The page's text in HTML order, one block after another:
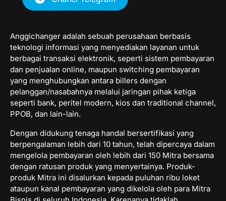
Anggichanger adalah sebuah perusahaan berbasis
teknologi informasi yang menyediakan layanan untuk
berbagai transaksi elektronik, seperti sistem pembayaran
dan penjualan online, maupun switching pembayaran
yang menghubungkan antara billers dengan
pelanggan/nasabahnya melalui jaringan pihak ketiga
seperti bank, peritel modern, kios dan traditional channel,
PPOB, dan lain-lain.
Dengan didukung tenaga handal bersertifikasi yang
berpengalaman lebih dari 10 tahun, telah dipercaya dalam
mengelola pembayaran oleh lebih dari 150 Mitra bersama
dengan ratusan produk yang menyertainya. Produk-
produk Mitra ini disalurkan kepada puluhan ribu loket
ataupun kanal pembayaran yang dikelola oleh para Mitra